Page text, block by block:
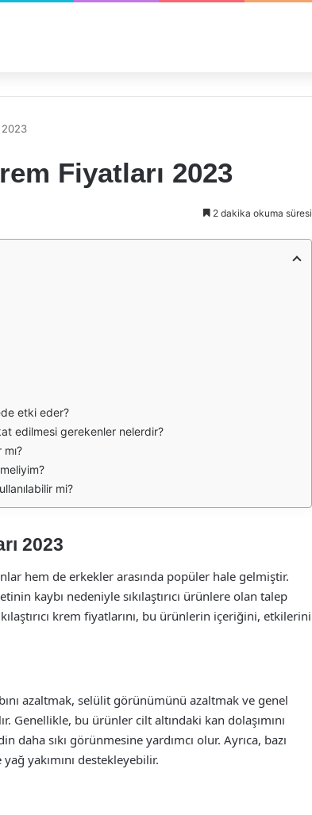
2023
Fiyatları 2023
2 dakika okuma süresi
etki eder?
edilmesi gerekenler nelerdir?
mi?
2023
hem de erkekler arasında popüler hale gelmiştir.
kaybı nedeniyle sıkılaştırıcı ürünlere olan talep
krem fiyatlarını, bu ürünlerin içeriğini, etkilerini
azaltmak, selülit görünümünü azaltmak ve genel
bu ürünler cilt altındaki kan dolaşımını
sıkı görünmesine yardımcı olur. Ayrıca, bazı
yakımını destekleyebilir.